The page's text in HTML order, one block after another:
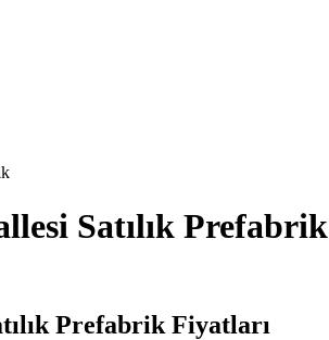
Satılık Prefabrik
Prefabrik Fiyatları